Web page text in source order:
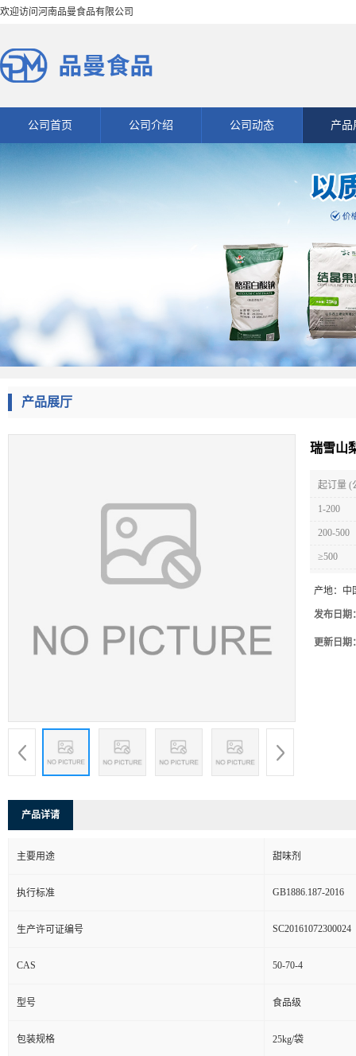
欢迎访问河南品曼食品有限公司
公司首页 公司介绍 公司动态 产品
产品展厅
瑞雪山
起订量 (
1-200
200-500
≥500
产地： 中
发布日期
更新日期
产品详请
主要用途 甜味剂
执行标准 GB1886.187-2016
生产许可证编号 SC20161072300024
CAS 50-70-4
型号 食品级
包装规格 25kg/袋